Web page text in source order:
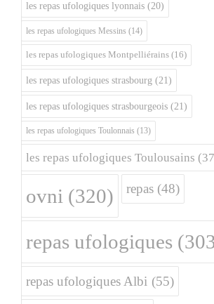
les repas ufologiques lyonnais (20)
les repas ufologiques Messins (14)
les repas ufologiques Montpelliérains (16)
les repas ufologiques strasbourg (21)
les repas ufologiques strasbourgeois (21)
les repas ufologiques Toulonnais (13)
les repas ufologiques Toulousains
ovni (320) repas (48)
repas ufologiques
repas ufologiques Albi (55)